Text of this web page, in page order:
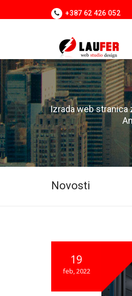
+387 62 426 052
Izrada web stranica
Novosti
19
feb, 2022